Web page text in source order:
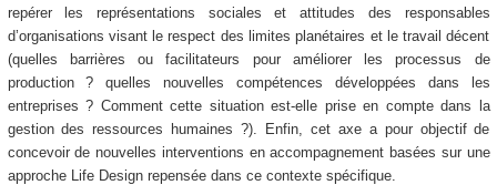
repérer les représentations sociales et attitudes des responsables
d’organisations visant le respect des limites planétaires et le travail décent
(quelles barrières ou facilitateurs pour améliorer les processus de
production ? quelles nouvelles compétences développées dans les
entreprises ? Comment cette situation est-elle prise en compte dans la
gestion des ressources humaines ?). Enfin, cet axe a pour objectif de
concevoir de nouvelles interventions en accompagnement basées sur une
approche Life Design repensée dans ce contexte spécifique.